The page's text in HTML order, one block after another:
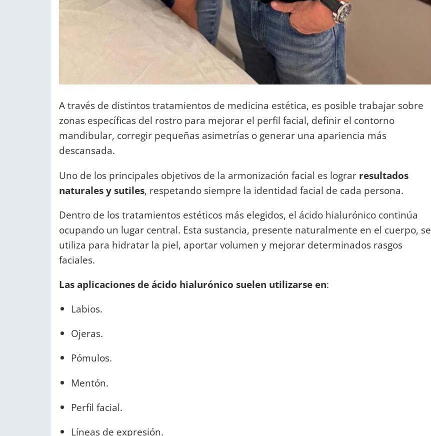
A través de distintos tratamientos de medicina estética, es posible trabajar sobre
zonas específicas del rostro para mejorar el perfil facial, definir el contorno
mandibular, corregir pequeñas asimetrías o generar una apariencia más
descansada.
Uno de los principales objetivos de la armonización facial es lograr resultados
naturales y sutiles, respetando siempre la identidad facial de cada persona.
Dentro de los tratamientos estéticos más elegidos, el ácido hialurónico continúa
ocupando un lugar central. Esta sustancia, presente naturalmente en el cuerpo, se
utiliza para hidratar la piel, aportar volumen y mejorar determinados rasgos
faciales.
Las aplicaciones de ácido hialurónico suelen utilizarse en:
Labios.
Ojeras.
Pómulos.
Mentón.
Perfil facial.
Líneas de expresión.